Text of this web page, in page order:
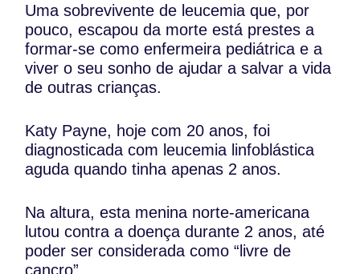
Uma sobrevivente de leucemia que, por
pouco, escapou da morte está prestes a
formar-se como enfermeira pediátrica e a
viver o seu sonho de ajudar a salvar a vida
de outras crianças.
Katy Payne, hoje com 20 anos, foi
diagnosticada com leucemia linfoblástica
aguda quando tinha apenas 2 anos.
Na altura, esta menina norte-americana
lutou contra a doença durante 2 anos, até
poder ser considerada como “livre de
cancro”.